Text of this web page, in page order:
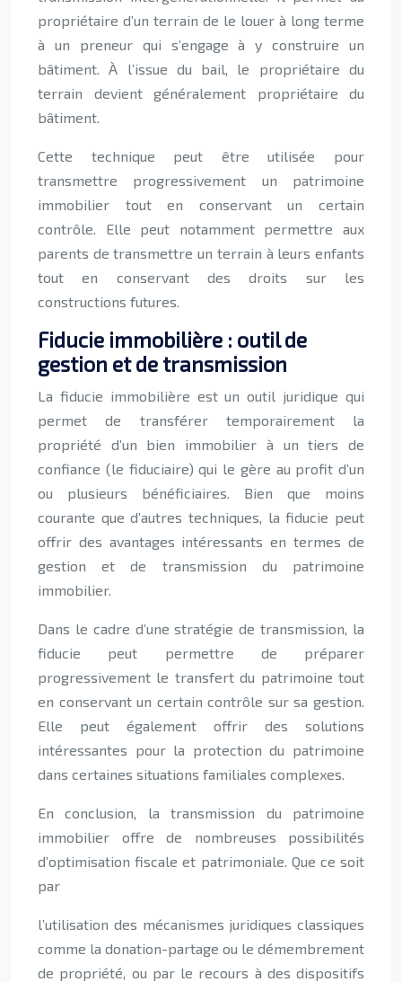
propriétaire d’un terrain de le louer à long terme
à un preneur qui s’engage à y construire un
bâtiment. À l’issue du bail, le propriétaire du
terrain devient généralement propriétaire du
bâtiment.
Cette technique peut être utilisée pour
transmettre progressivement un patrimoine
immobilier tout en conservant un certain
contrôle. Elle peut notamment permettre aux
parents de transmettre un terrain à leurs enfants
tout en conservant des droits sur les
constructions futures.
Fiducie immobilière : outil de
gestion et de transmission
La fiducie immobilière est un outil juridique qui
permet de transférer temporairement la
propriété d’un bien immobilier à un tiers de
confiance (le fiduciaire) qui le gère au profit d’un
ou plusieurs bénéficiaires. Bien que moins
courante que d’autres techniques, la fiducie peut
offrir des avantages intéressants en termes de
gestion et de transmission du patrimoine
immobilier.
Dans le cadre d’une stratégie de transmission, la
fiducie peut permettre de préparer
progressivement le transfert du patrimoine tout
en conservant un certain contrôle sur sa gestion.
Elle peut également offrir des solutions
intéressantes pour la protection du patrimoine
dans certaines situations familiales complexes.
En conclusion, la transmission du patrimoine
immobilier offre de nombreuses possibilités
d’optimisation fiscale et patrimoniale. Que ce soit
par
l’utilisation des mécanismes juridiques classiques
comme la donation-partage ou le démembrement
de propriété, ou par le recours à des dispositifs